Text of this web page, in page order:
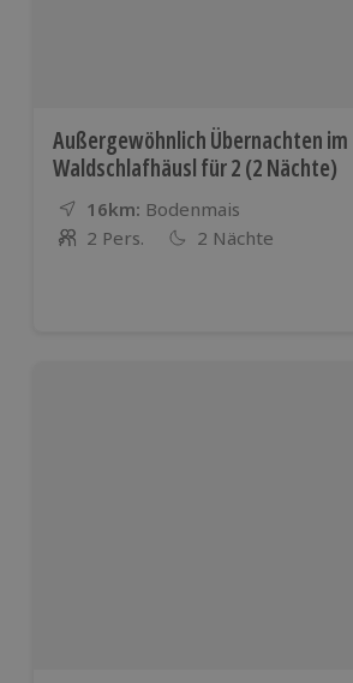
Außergewöhnlich Übernachten im
Waldschlafhäusl für 2 (2 Nächte)
16km: Entfernung
Standort
Bodenmais
Anzahl der Teilnehmer
2 Pers. 2 Nächte